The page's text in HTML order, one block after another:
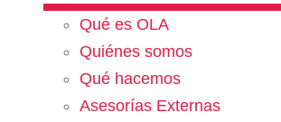
Qué es OLA
Quiénes somos
Qué hacemos
Asesorías Externas